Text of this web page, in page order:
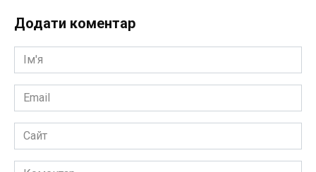
Додати коментар
Ім'я
*
Email
*
Сайт
Коментар